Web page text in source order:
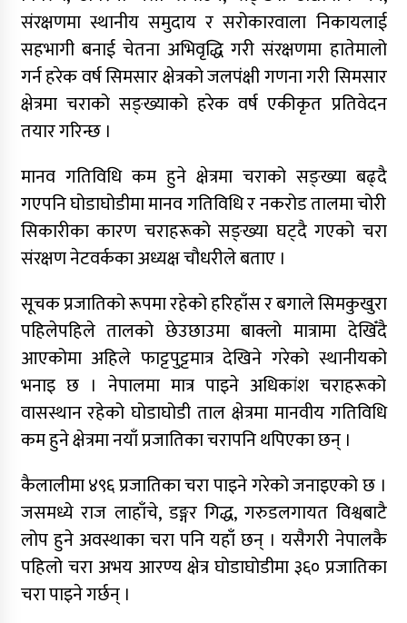
संरक्षणमा स्थानीय समुदाय र सरोकारवाला निकायलाई
सहभागी बनाई चेतना अभिवृद्धि गरी संरक्षणमा हातेमालो
गर्न हरेक वर्ष सिमसार क्षेत्रको जलपंक्षी गणना गरी सिमसार
क्षेत्रमा चराको सङ्ख्याको हरेक वर्ष एकीकृत प्रतिवेदन
तयार गरिन्छ ।
मानव गतिविधि कम हुने क्षेत्रमा चराको सङ्ख्या बढ्दै
गएपनि घोडाघोडीमा मानव गतिविधि र नकरोड तालमा चोरी
सिकारीका कारण चराहरूको सङ्ख्या घट्दै गएको चरा
संरक्षण नेटवर्कका अध्यक्ष चौधरीले बताए ।
सूचक प्रजातिको रूपमा रहेको हरिहाँस र बगाले सिमकुखुरा
पहिलेपहिले तालको छेउछाउमा बाक्लो मात्रामा देखिँदै
आएकोमा अहिले फाट्टपुट्टमात्र देखिने गरेको स्थानीयको
भनाइ छ । नेपालमा मात्र पाइने अधिकांश चराहरूको
वासस्थान रहेको घोडाघोडी ताल क्षेत्रमा मानवीय गतिविधि
कम हुने क्षेत्रमा नयाँ प्रजातिका चरापनि थपिएका छन् ।
कैलालीमा ४९६ प्रजातिका चरा पाइने गरेको जनाइएको छ ।
जसमध्ये राज लाहाँचे, डङ्गर गिद्ध, गरुडलगायत विश्वबाटै
लोप हुने अवस्थाका चरा पनि यहाँ छन् । यसैगरी नेपालकै
पहिलो चरा अभय आरण्य क्षेत्र घोडाघोडीमा ३६० प्रजातिका
चरा पाइने गर्छन् ।